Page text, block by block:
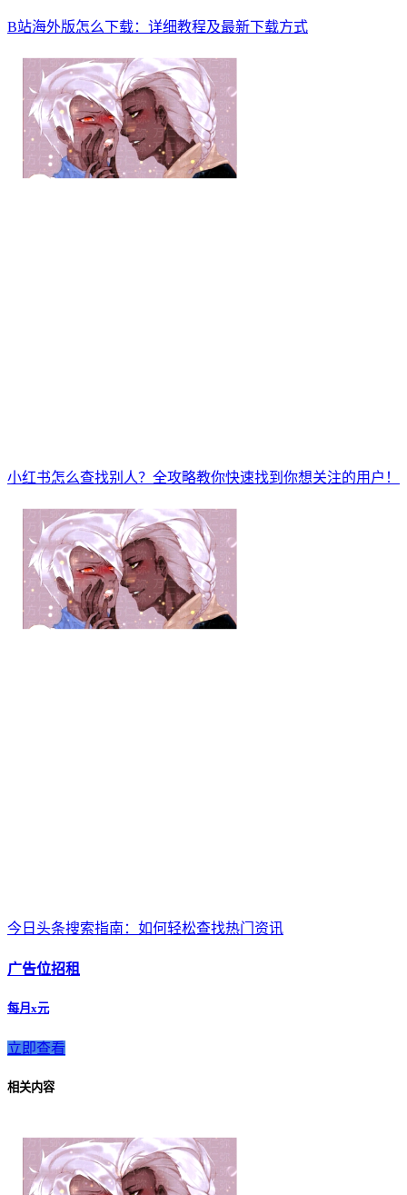
B站海外版怎么下载：详细教程及最新下载方式
小红书怎么查找别人？全攻略教你快速找到你想关注的用户！
今日头条搜索指南：如何轻松查找热门资讯
广告位招租
每月x元
立即查看
相关内容